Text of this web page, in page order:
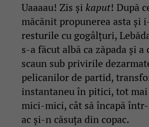
Uaaaau! Zis și kaput! După
măcănit propunerea asta și
resturile cu gogâlțuri,
s-a făcut albă ca zăpada și a
scaun sub privirile
pelicanilor de partid,
instantaneu în pitici, tot
mici-mici, cât să încapă
ac și-n căsuța din copac.